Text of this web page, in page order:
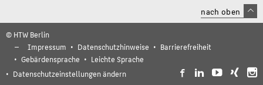
nach oben
© HTW Berlin
Impressum
Datenschutzhinweise
Barrierefreiheit
Gebärdensprache
Leichte Sprache
Datenschutzeinstellungen ändern